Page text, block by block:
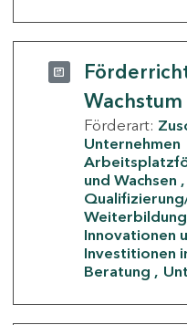
Wachstum
Förderart:
Unternehmen
und Wachsen
Innovationen
Investitionen
Beratung